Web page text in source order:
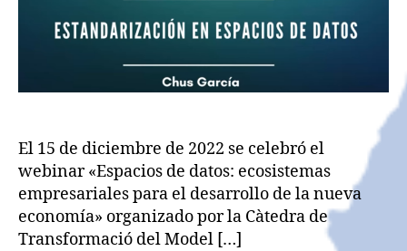
El 15 de diciembre de 2022 se celebró el
webinar «Espacios de datos: ecosistemas
empresariales para el desarrollo de la nueva
economía» organizado por la Càtedra de
Transformació del Model […]